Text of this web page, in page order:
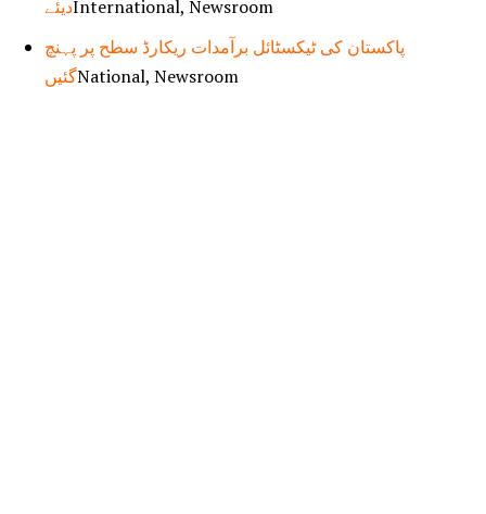
دیئےInternational, Newsroom
پاکستان کی ٹیکسٹائل برآمدات ریکارڈ سطح پر پہنچ
گئیںNational, Newsroom